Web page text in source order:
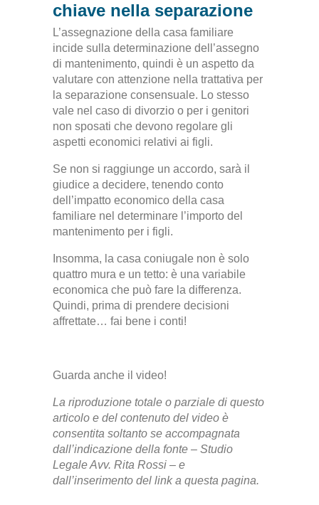
chiave nella separazione
L’assegnazione della casa familiare
incide sulla determinazione dell’assegno
di mantenimento, quindi è un aspetto da
valutare con attenzione nella trattativa per
la separazione consensuale. Lo stesso
vale nel caso di divorzio o per i genitori
non sposati che devono regolare gli
aspetti economici relativi ai figli.
Se non si raggiunge un accordo, sarà il
giudice a decidere, tenendo conto
dell’impatto economico della casa
familiare nel determinare l’importo del
mantenimento per i figli.
Insomma, la casa coniugale non è solo
quattro mura e un tetto: è una variabile
economica che può fare la differenza.
Quindi, prima di prendere decisioni
affrettate… fai bene i conti!
Guarda anche il video!
La riproduzione totale o parziale di questo
articolo e del contenuto del video è
consentita soltanto se accompagnata
dall’indicazione della fonte – Studio
Legale Avv. Rita Rossi – e
dall’inserimento del link a questa pagina.